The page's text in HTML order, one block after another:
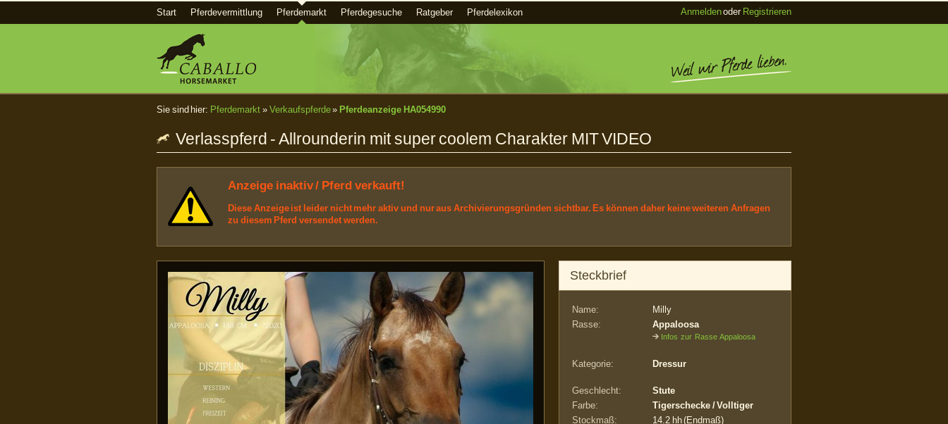
Start Pferdevermittlung Pferdemarkt Pferdegesuche Ratgeber Pferdelexikon Anmeldenoder Registrieren
Sie sind hier: Pferdemarkt » Verkaufspferde» Pferdeanzeige HA054990
Verlasspferd - Allrounderin mit super coolem Charakter MIT VIDEO
Anzeige inaktiv / Pferd verkauft!
Diese Anzeige ist leider nicht mehr aktiv und nur aus Archivierungsgründen sichtbar. Es können daher keine weiteren Anfragen
zu diesem Pferd versendet werden.
Steckbrief
Name:
Milly
Rasse:
Appaloosa
Infos zur Rasse Appaloosa
Kategorie: Dressur
Geschlecht:
Stute
Farbe:
Tigerschecke / Volltiger
Stockmaß:
14.2 hh (Endmaß)